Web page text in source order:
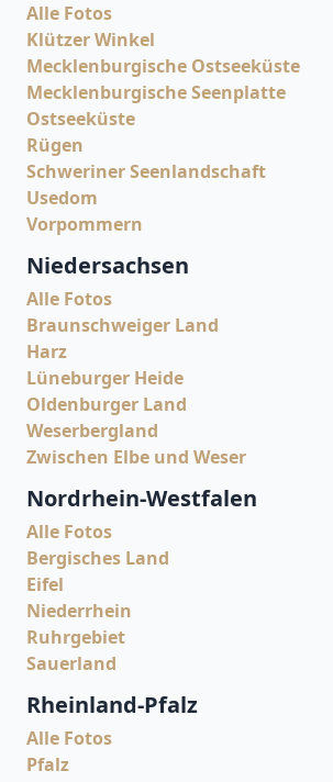
Alle Fotos
Klützer Winkel
Mecklenburgische Ostseeküste
Mecklenburgische Seenplatte
Ostseeküste
Rügen
Schweriner Seenlandschaft
Usedom
Vorpommern
Niedersachsen
Alle Fotos
Braunschweiger Land
Harz
Lüneburger Heide
Oldenburger Land
Weserbergland
Zwischen Elbe und Weser
Nordrhein-Westfalen
Alle Fotos
Bergisches Land
Eifel
Niederrhein
Ruhrgebiet
Sauerland
Rheinland-Pfalz
Alle Fotos
Pfalz